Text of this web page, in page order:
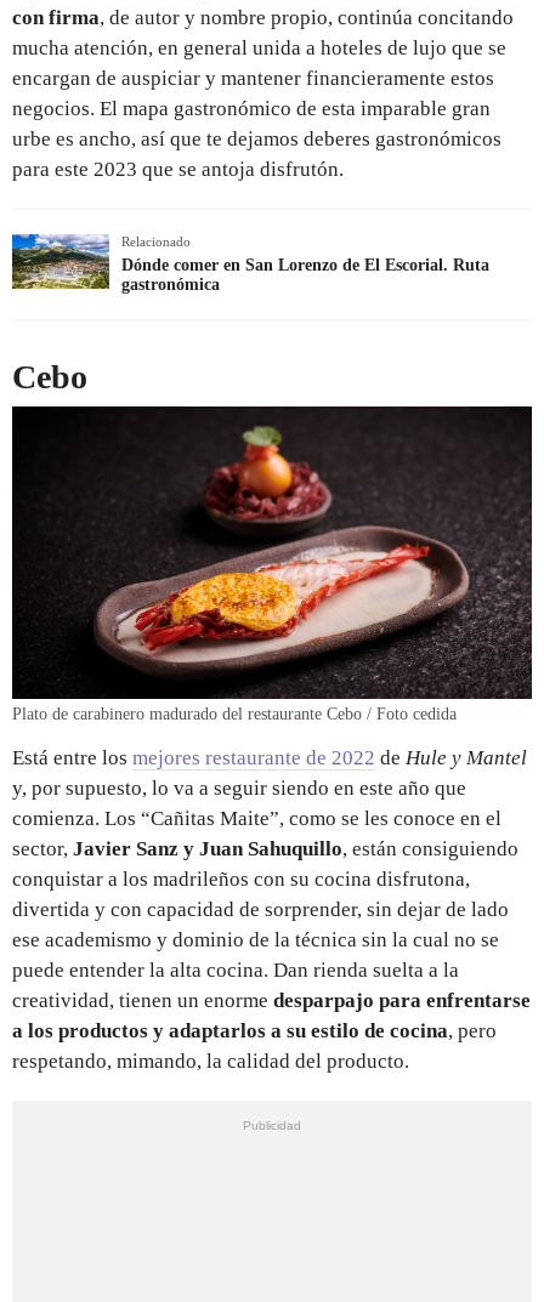
con firma, de autor y nombre propio, continúa concitando
mucha atención, en general unida a hoteles de lujo que se
encargan de auspiciar y mantener financieramente estos
negocios. El mapa gastronómico de esta imparable gran
urbe es ancho, así que te dejamos deberes gastronómicos
para este 2023 que se antoja disfrutón.
Relacionado
Dónde comer en San Lorenzo de El Escorial. Ruta
gastronómica
Cebo
Plato de carabinero madurado del restaurante Cebo / Foto cedida
Está entre los mejores restaurante de 2022 de Hule y Mantel
y, por supuesto, lo va a seguir siendo en este año que
comienza. Los “Cañitas Maite”, como se les conoce en el
sector, Javier Sanz y Juan Sahuquillo, están consiguiendo
conquistar a los madrileños con su cocina disfrutona,
divertida y con capacidad de sorprender, sin dejar de lado
ese academismo y dominio de la técnica sin la cual no se
puede entender la alta cocina. Dan rienda suelta a la
creatividad, tienen un enorme desparpajo para enfrentarse
a los productos y adaptarlos a su estilo de cocina, pero
respetando, mimando, la calidad del producto.